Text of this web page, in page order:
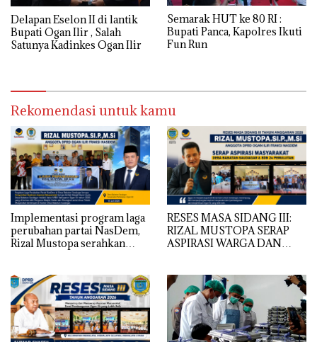
Delapan Eselon II di lantik
Bupati Ogan Ilir , Salah
Satunya Kadinkes Ogan Ilir
Semarak HUT ke 80 RI :
Bupati Panca, Kapolres Ikuti
Fun Run
Rekomendasi untuk kamu
Implementasi program laga
perubahan partai NasDem,
Rizal Mustopa serahkan
RESES MASA SIDANG III:
RIZAL MUSTOPA SERAP
ASPIRASI WARGA DAN
HUDA